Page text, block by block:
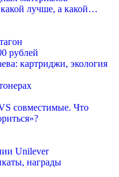
лучше, а какой…
рублей
картриджи, экология
совместимые. Что
Unilever
награды